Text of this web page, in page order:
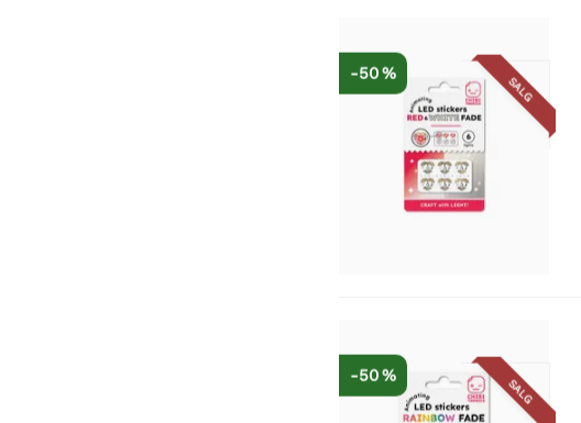
SALG
-50 %
SALG
-50 %